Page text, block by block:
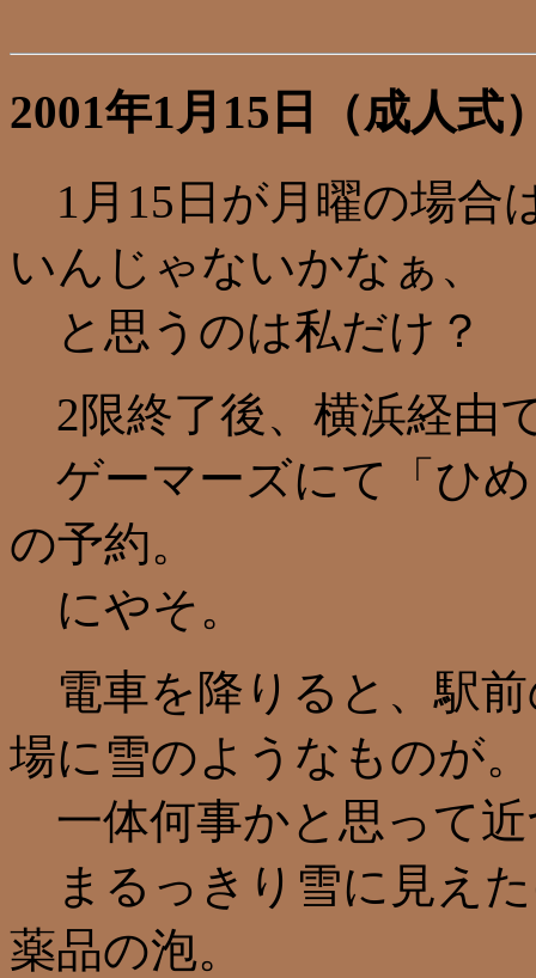
2001年1月15日（成人式
1月15日が月曜の場合
いんじゃないかなぁ、
と思うのは私だけ？
2限終了後、横浜経由
ゲーマーズにて「ひ
の予約。
にやそ。
電車を降りると、駅
場に雪のようなものが。
一体何事かと思って
まるっきり雪に見え
薬品の泡。